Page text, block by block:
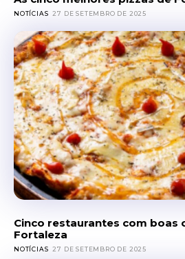
NOTÍCIAS 27 DE SETEMBRO DE 2025
Cinco restaurantes com boas
Fortaleza
NOTÍCIAS 27 DE SETEMBRO DE 2025